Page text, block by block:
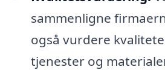
sammenligne
også vurdere
tjenester og